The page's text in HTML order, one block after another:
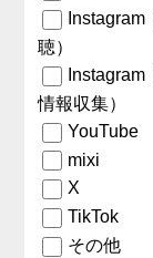
聴）
情報収集）
YouTube
mixi
X
TikTok
その他